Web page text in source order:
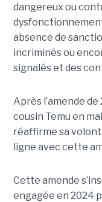
dangereux ou
absence de
incriminés ou
signalés et des
Après l’amende
cousin Temu en
réaffirme sa
ligne avec cette
Cette amende
engagée en 2024